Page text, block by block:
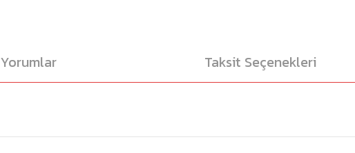
Yorumlar Taksit Seçenekleri